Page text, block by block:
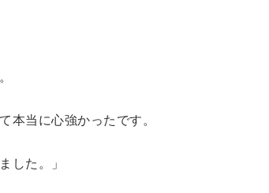
当に心強かったです。
した。」